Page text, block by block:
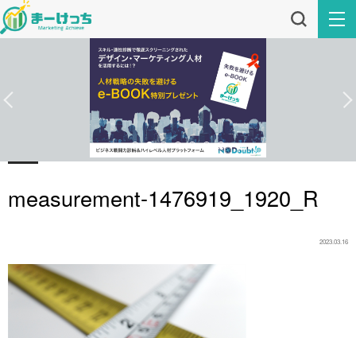
measurement-1476919_1920_R
2023.03.16